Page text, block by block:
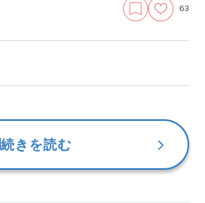
63
続きを読む